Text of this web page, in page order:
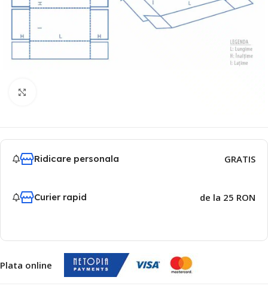
Ridicare personala GRATIS
Curier rapid de la 25 RON
Plata online